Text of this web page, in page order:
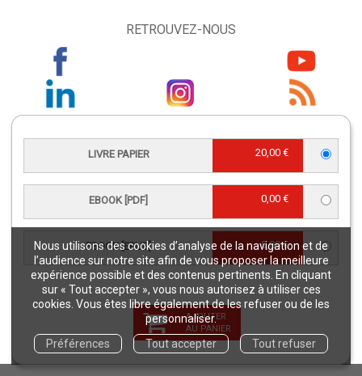
Nous utilisons des cookies d’analyse de la navigation et de
l’audience sur notre site afin de vous proposer la meilleure
expérience possible et des contenus pertinents. En cliquant
sur « Tout accepter », vous nous autorisez à utiliser ces
cookies. Vous êtes libre également de les refuser ou de les
personnaliser.
Préférences
Tout accepter Tout refuser
LIVRE PAPIER 20,00 €
EBOOK [PDF] 0,00 €
EBOOK [EPUB] 0,00 €
AJOUTER
AU PANIER
RETROUVEZ-NOUS
serviceclients@quae.fr
Éditions Quae - c/o INRAE RD 10 -
78026 Versailles Cedex
Tél : +33 6 33 35 48 40
Du lundi au vendredi
9h - 12h/ 13h30 - 17h
CONTACT JOURNALISTES
presse@editions-quae.com
06 71 15 24 28